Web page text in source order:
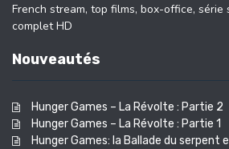
French stream, top films, box-office, série
complet HD
Nouveautés
Hunger Games – La Révolte : Partie 2
Hunger Games – La Révolte : Partie 1
Hunger Games: la Ballade du serpent